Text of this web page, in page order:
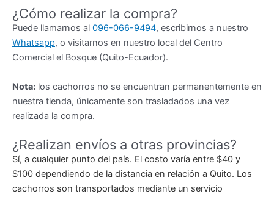
¿Cómo realizar la compra?
Puede llamarnos al 096-066-9494, escribirnos a nuestro
Whatsapp, o visitarnos en nuestro local del Centro
Comercial el Bosque (Quito-Ecuador).
Nota: los cachorros no se encuentran permanentemente en
nuestra tienda, únicamente son trasladados una vez
realizada la compra.
¿Realizan envíos a otras provincias?
Sí, a cualquier punto del país. El costo varía entre $40 y
$100 dependiendo de la distancia en relación a Quito. Los
cachorros son transportados mediante un servicio